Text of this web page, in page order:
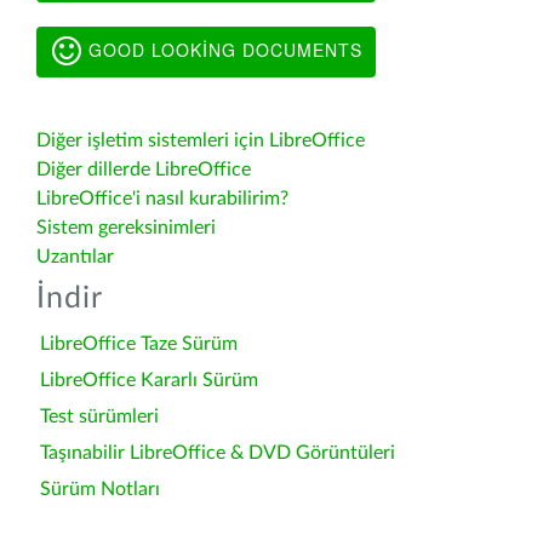
GOOD LOOKING DOCUMENTS
Diğer işletim sistemleri için LibreOffice
Diğer dillerde LibreOffice
LibreOffice'i nasıl kurabilirim?
Sistem gereksinimleri
Uzantılar
İndir
LibreOffice Taze Sürüm
LibreOffice Kararlı Sürüm
Test sürümleri
Taşınabilir LibreOffice & DVD Görüntüleri
Sürüm Notları